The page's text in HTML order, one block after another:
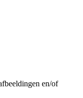
en/of